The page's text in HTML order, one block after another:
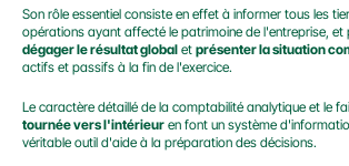
Son rôle essentiel consiste en effet à informer tous les
dégager le résultat global et présenter la situation
actifs et passifs à la fin de l'exercice.
tournée vers l'intérieur en font un système
véritable outil d'aide à la préparation des décisions.